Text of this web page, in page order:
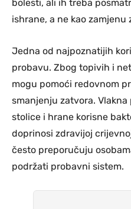
bolesti, ali ih treba
ishrane, a ne kao zamjenu
Jedna od najpoznatijih
probavu. Zbog topivih i
mogu pomoći redovnom
smanjenju zatvora.
stolice i hrane korisne
doprinosi zdravijoj
često preporučuju
podržati probavni sistem.